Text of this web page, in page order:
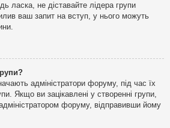
ласка, не діставайте лідера групи
ваш запит на вступ, у нього можуть
адміністратори форуму, під час їх
Якщо ви зацікавлені у створенні групи,
форуму, відправивши йому